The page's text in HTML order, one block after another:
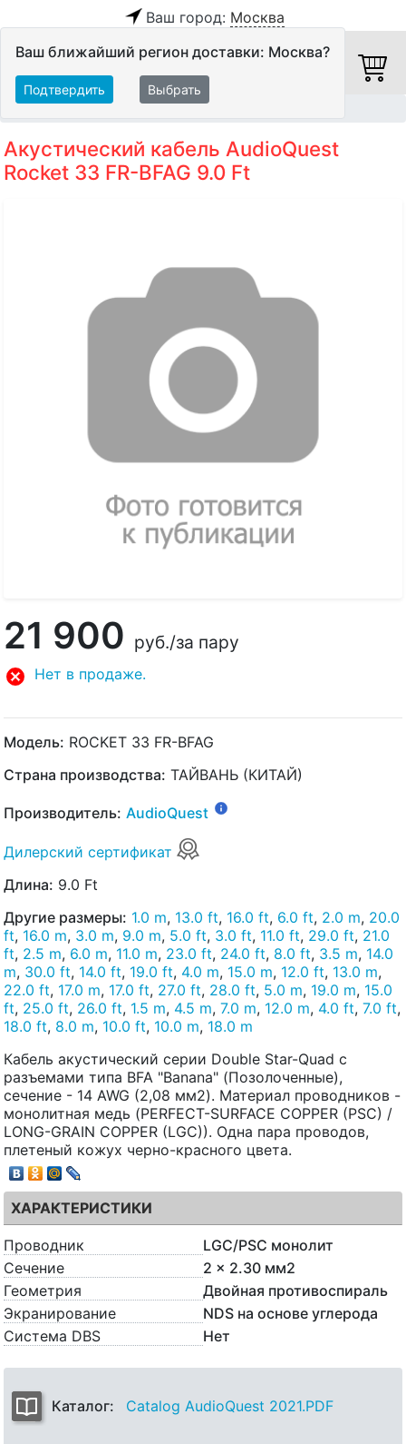
Ваш город: Москва
Ваш ближайший регион доставки: Москва?
Подтвердить Выбрать
Акустический кабель AudioQuest
Rocket 33 FR-BFAG 9.0 Ft
21 900 руб./за пару
Нет в продаже.
Модель: ROCKET 33 FR-BFAG
Страна производства: ТАЙВАНЬ (КИТАЙ)
Производитель: AudioQuest
Дилерский сертификат
Длина: 9.0 Ft
Другие размеры: 1.0 m, 13.0 ft, 16.0 ft, 6.0 ft, 2.0 m, 20.0
ft, 16.0 m, 3.0 m, 9.0 m, 5.0 ft, 3.0 ft, 11.0 ft, 29.0 ft, 21.0
ft, 2.5 m, 6.0 m, 11.0 m, 23.0 ft, 24.0 ft, 8.0 ft, 3.5 m, 14.0
m, 30.0 ft, 14.0 ft, 19.0 ft, 4.0 m, 15.0 m, 12.0 ft, 13.0 m,
22.0 ft, 17.0 m, 17.0 ft, 27.0 ft, 28.0 ft, 5.0 m, 19.0 m, 15.0
ft, 25.0 ft, 26.0 ft, 1.5 m, 4.5 m, 7.0 m, 12.0 m, 4.0 ft, 7.0 ft,
18.0 ft, 8.0 m, 10.0 ft, 10.0 m, 18.0 m
Кабель акустический серии Double Star-Quad с
разъемами типа BFA "Banana" (Позолоченные),
сечение - 14 AWG (2,08 мм2). Материал проводников -
монолитная медь (PERFECT-SURFACE COPPER (PSC) /
LONG-GRAIN COPPER (LGC)). Одна пара проводов,
плетеный кожух черно-красного цвета.
ХАРАКТЕРИСТИКИ
Проводник
LGC/PSC монолит
Сечение
2 x 2.30 мм2
Геометрия
Двойная противоспираль
Экранирование
NDS на основе углерода
Система DBS
Нет
Каталог: Catalog AudioQuest 2021.PDF